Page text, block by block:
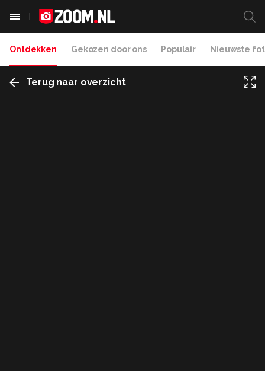
Ontdekken Gekozen door ons Populair Nieuwste
Terug naar overzicht